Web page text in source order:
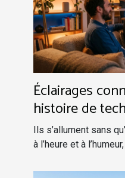
Éclairages
histoire de
d’émotions
Ils s’allument sans
à l’heure et à